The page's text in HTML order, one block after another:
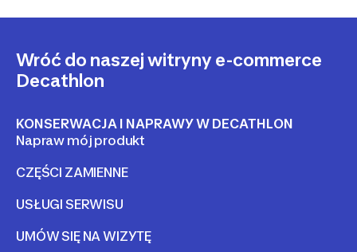
Wróć do naszej witryny e-commerce
Decathlon
KONSERWACJA I NAPRAWY W DECATHLON
Napraw mój produkt
CZĘŚCI ZAMIENNE
USŁUGI SERWISU
UMÓW SIĘ NA WIZYTĘ